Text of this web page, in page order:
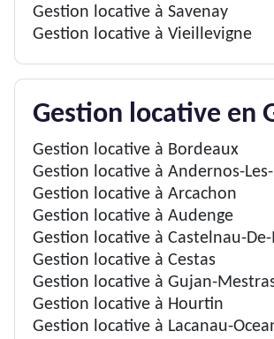
Gestion locative à Savenay
Gestion locative à Vieillevigne
Gestion locative en
Gestion locative à Bordeaux
Gestion locative à Andernos-
Gestion locative à Arcachon
Gestion locative à Audenge
Gestion locative à Castelnau-
Gestion locative à Cestas
Gestion locative à Gujan-
Gestion locative à Hourtin
Gestion locative à Lacanau-